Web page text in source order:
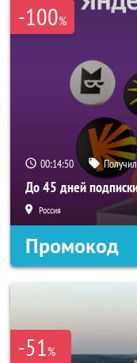
-100%
00:14:48
До 45 дней
Россия
Промокод
-51%